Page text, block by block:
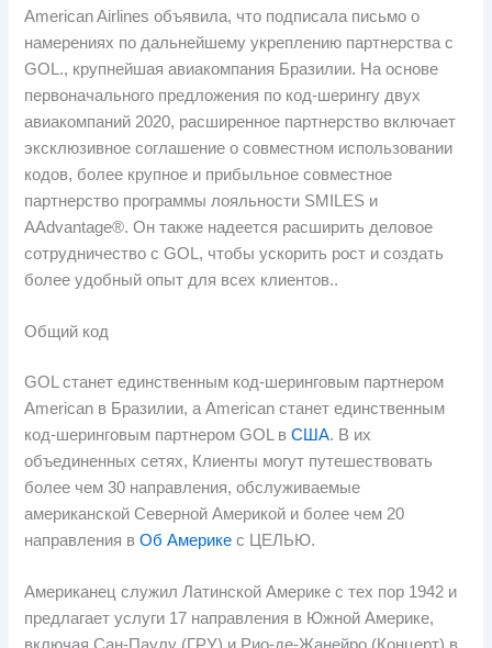
American Airlines объявила, что подписала письмо о
намерениях по дальнейшему укреплению партнерства с
GOL., крупнейшая авиакомпания Бразилии. На основе
первоначального предложения по код-шерингу двух
авиакомпаний 2020, расширенное партнерство включает
эксклюзивное соглашение о совместном использовании
кодов, более крупное и прибыльное совместное
партнерство программы лояльности SMILES и
AAdvantage®. Он также надеется расширить деловое
сотрудничество с GOL, чтобы ускорить рост и создать
более удобный опыт для всех клиентов..
Общий код
GOL станет единственным код-шеринговым партнером
American в Бразилии, а American станет единственным
код-шеринговым партнером GOL вСША. В их
объединенных сетях, Клиенты могут путешествовать
более чем 30 направления, обслуживаемые
американской Северной Америкой и более чем 20
направления вОб Америке с ЦЕЛЬЮ.
Американец служил Латинской Америке с тех пор 1942 и
предлагает услуги 17 направления в Южной Америке,